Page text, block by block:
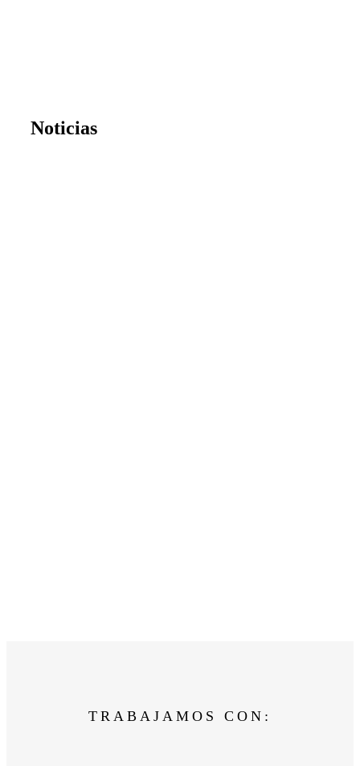
Noticias
TRABAJAMOS CON: